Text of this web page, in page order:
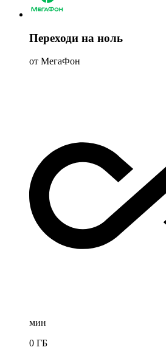
Переходи на ноль
от МегаФон
мин
0 ГБ